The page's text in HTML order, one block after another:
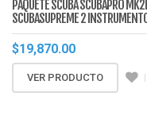
PAQUETE SCUBA SCUBAPRO
SCUBASUPREME 2
$19,870.00
VER PRODUCTO